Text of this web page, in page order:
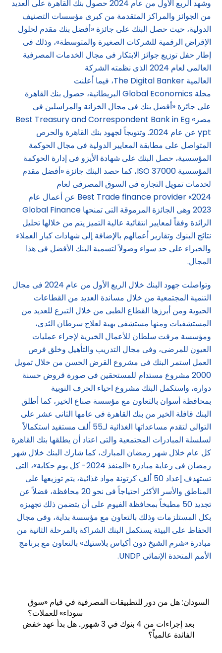
وشهد الربع الأول من عام 2024 حصول بنك القاهرة على العديد
من الجوائز والمراكز المتقدمة من كبرى مؤسسات التصنيف
الدولية، حيث حصل البنك على جائزة «أفضل بنك مقدم لحلول
الإقراض الرقمية للشركات الصغيرة والمتوسطة»، وذلك فى
إطار حفل توزيع جوائز الابتكار فى مجال الخدمات المصرفية
العالمى لعام 2024 الذى نظمته الشركة
العالمية The Digital Banker، فيما أعلنت
مجلة Global Economics البريطانية، حصول بنك القاهرة
على جائزة «أفضل بنك فى مجال الخزانة والمراسلين فى
مصر» Best Treasury and Correspondent Bank in Eg
ypt عن عام 2024. وتتويجاً لجهود بنك القاهرة والحرص
المتواصل على مطابقة المعايير الدولية فى مجال الحوكمة
المؤسسية، حصل البنك على شهادة الأيزو فى إدارة الحوكمة
المؤسسية ISO 37000، كما حصد البنك جائزة «أفضل مقدم
لخدمات تمويل التجارة فى السوق المصرفى لعام
2024» Best Trade finance provider عن أعمال عام
2023 وهى الجائزة المرموقة التى تمنحها Global Finance
الرائدة وفقاً لمعايير انتقائية عالية التميز يتم من خلالها تحليل
نتائج البنوك وتقارير أعمالهم بالإضافة إلى شهادات كبار العملاء
والخبراء على حد سواء وصولاً لتسمية البنك الأفضل فى هذا
المجال.
وتواصلت جهود البنك خلال الربع الأول من عام 2024 فى مجال
التنمية المجتمعية من خلال مساندة العديد من القطاعات
الحيوية ومن أبرزها القطاع الطبى من خلال التبرع للعديد من
المستشفيات ومنها مستشفى بهية لعلاج سرطان الثدى،
ومؤسسة مرفت سلطان للأعمال الخيرية لإجراء عمليات
العيون للمرضى، وفى مجال التدريب والتأهيل وخلق فرص
العمل استمر البنك فى مشروع القرض الحسن من خلال تمويل
2000 مشروع مستدام للمستحقين فى صورة قروض حسنة
دوارة، واستكمل البنك مشروع احياء الحرف النوبية
بمحافظة أسوان بالتعاون مع مؤسسة صناع الخير، كما أطلق
البنك قافلة الخير من بنك القاهرة فى عامها الثانى عشر على
التوالى لتقدم مساعداتها الغذائية لـ55 ألف مستفيد استكمالاً
لسلسلة المبادرات المجتمعية والتى اعتاد أن يطلقها بنك القاهرة
كل عام خلال شهر رمضان المبارك، كما شارك البنك خلال شهر
رمضان فى رعاية مبادرة «المنفذ 2024- كل يوم حكاية»، التى
تستهدف إعداد 50 ألف كرتونة مواد غذائية، يتم توزيعها على
المناطق والأسر الأكثر احتياجاً فى نحو 20 محافظة، فضلاً عن
تجديد 50 مطبخاً بمحافظة الفيوم على أن يتضمن ذلك تجهيزه
بكل المستلزمات وذلك بالتعاون مع مؤسسة بداية، وفى مجال
الحفاظ على البيئة يستكمل البنك الشراكة بالمرحلة الثانية من
مبادرة «شرم الشيخ دون أكياس بلاستيك» بالتعاون مع برنامج
الأمم المتحدة الإنمائى UNDP.
السودان: هل من دور للتطبيقات المصرفية في قيام «سوق
سوداء» للعملات؟
بعد إجراءات من 4 بنوك في 3 شهور.. هل بدأ عهد خفض
الفائدة عالمياً؟